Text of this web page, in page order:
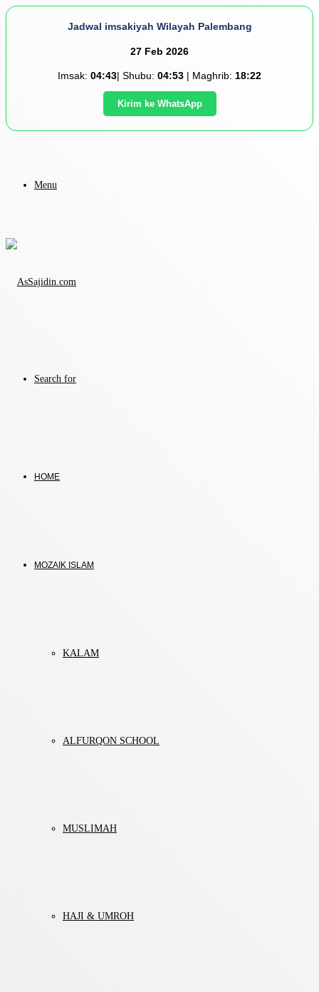
Jadwal imsakiyah Wilayah Palembang
27 Feb 2026
Imsak: 04:43| Shubu: 04:53 | Maghrib: 18:22
Kirim ke WhatsApp
Menu
Search for
HOME
MOZAIK ISLAM
KALAM
ALFURQON SCHOOL
MUSLIMAH
HAJI & UMROH